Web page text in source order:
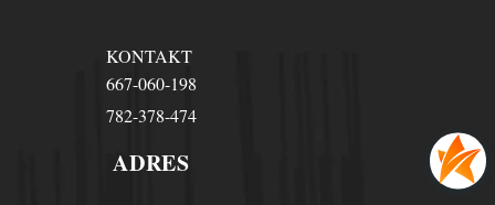
ADRES
KONTAKT
667-060-198
782-378-474